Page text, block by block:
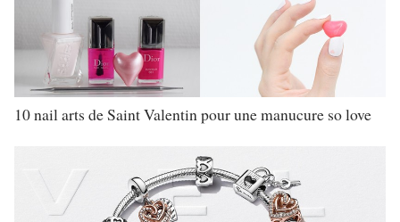
10 nail arts de Saint Valentin pour une manucure so love